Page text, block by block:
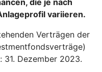
variieren.
Verträgen der
31. Dezember 2023.